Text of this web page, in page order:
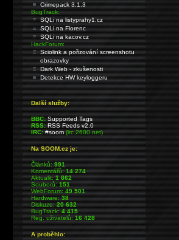
Crimepack 3.1.3
BugTrack:
SQLi na listyprahy1.cz
SQLi na Florenc
SQLi na kacov.cz
HackForum:
Sciolink a pořizování screenshotu
obrazovky
Dark Web - zkušenosti
Detekce HW keyloggeru
Další služby:
BBC: Supported Tags
RSS: RSS Feeds v2.0
IRC: #soom(irc.2600.net)
Na SOOM.cz je:
Článků:991
Komentářů:14 274
Aktualit:1 862
Souborů:151
WebForum:49 501
Hardware:38
Diskuze:20 632
BugTrack:4 415
Reg. uživatelů:16 428
A proběhlo: